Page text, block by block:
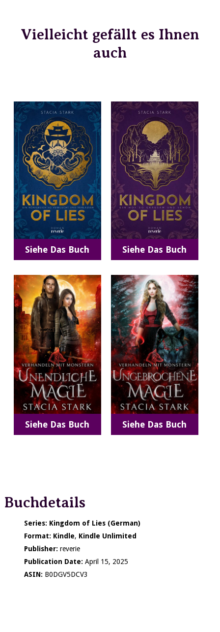
Vielleicht gefällt es Ihnen
auch
Siehe Das Buch Siehe Das Buch
Siehe Das Buch Siehe Das Buch
Buchdetails
Series: Kingdom of Lies (German)
Format: Kindle, Kindle Unlimited
Publisher: reverie
Publication Date: April 15, 2025
ASIN: B0DGV5DCV3